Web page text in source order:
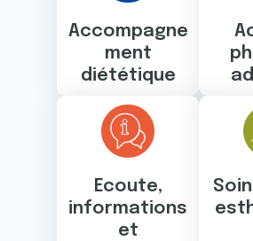
Accompagne
ment
diététique
Ecoute,
informations
et